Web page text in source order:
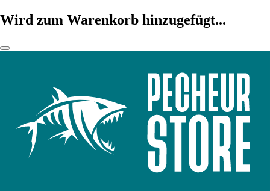
Wird zum Warenkorb hinzugefügt...